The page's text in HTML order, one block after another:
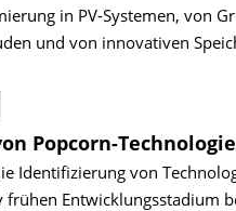
in PV-Systemen, von
und von innovativen
Popcorn-
Identifizierung von
Entwicklungsstadium